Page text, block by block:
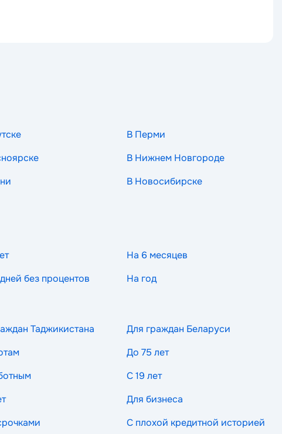
В Перми
В Нижнем Новгороде
В Новосибирске
На 6 месяцев
без процентов На год
Таджикистана
Для граждан Беларуси
До 75 лет
С 19 лет
Для бизнеса
С плохой кредитной историей